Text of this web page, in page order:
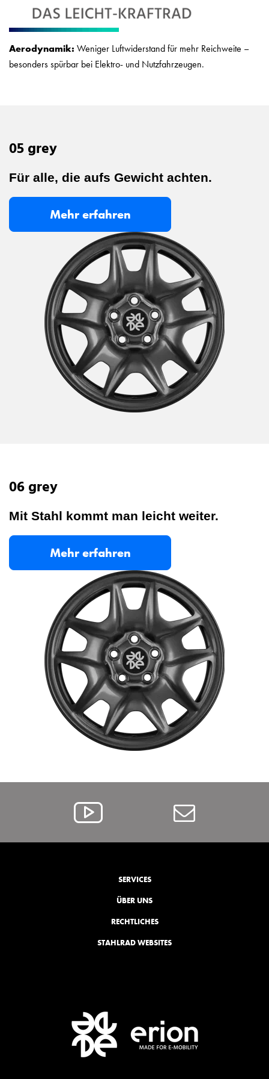
Aerodynamik: Weniger Luftwiderstand für mehr Reichweite –
besonders spürbar bei Elektro- und Nutzfahrzeugen.
05 grey
Für alle, die aufs Gewicht achten.
Mehr erfahren
06 grey
Mit Stahl kommt man leicht weiter.
Mehr erfahren
Alcar
Contact
SERVICES
ÜBER UNS
RECHTLICHES
STAHLRAD WEBSITES